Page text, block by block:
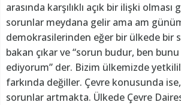
arasında karşılıklı açık bir ilişki
sorunlar meydana gelir ama am
demokrasilerinden eğer bir ülkede bir
bakan çıkar ve “sorun budur, ben
ediyorum” der. Bizim ülkemizde
farkında değiller. Çevre konusunda
sorunlar artmakta. Ülkede Çevre